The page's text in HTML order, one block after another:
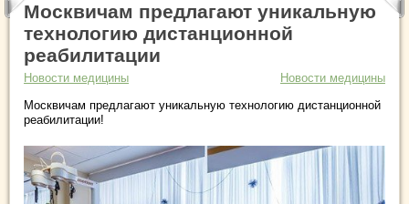
Москвичам предлагают уникальную
технологию дистанционной
реабилитации
Новости медицины
Новости медицины
Москвичам предлагают уникальную технологию дистанционной
реабилитации!